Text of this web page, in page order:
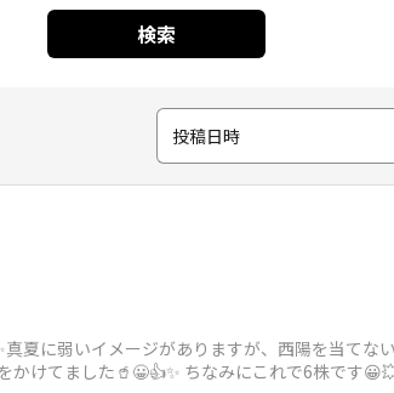
検索
投稿日時
夏に弱いイメージがありますが、西陽を当てな
けてました🥤😀👍✨ ちなみにこれで6株です